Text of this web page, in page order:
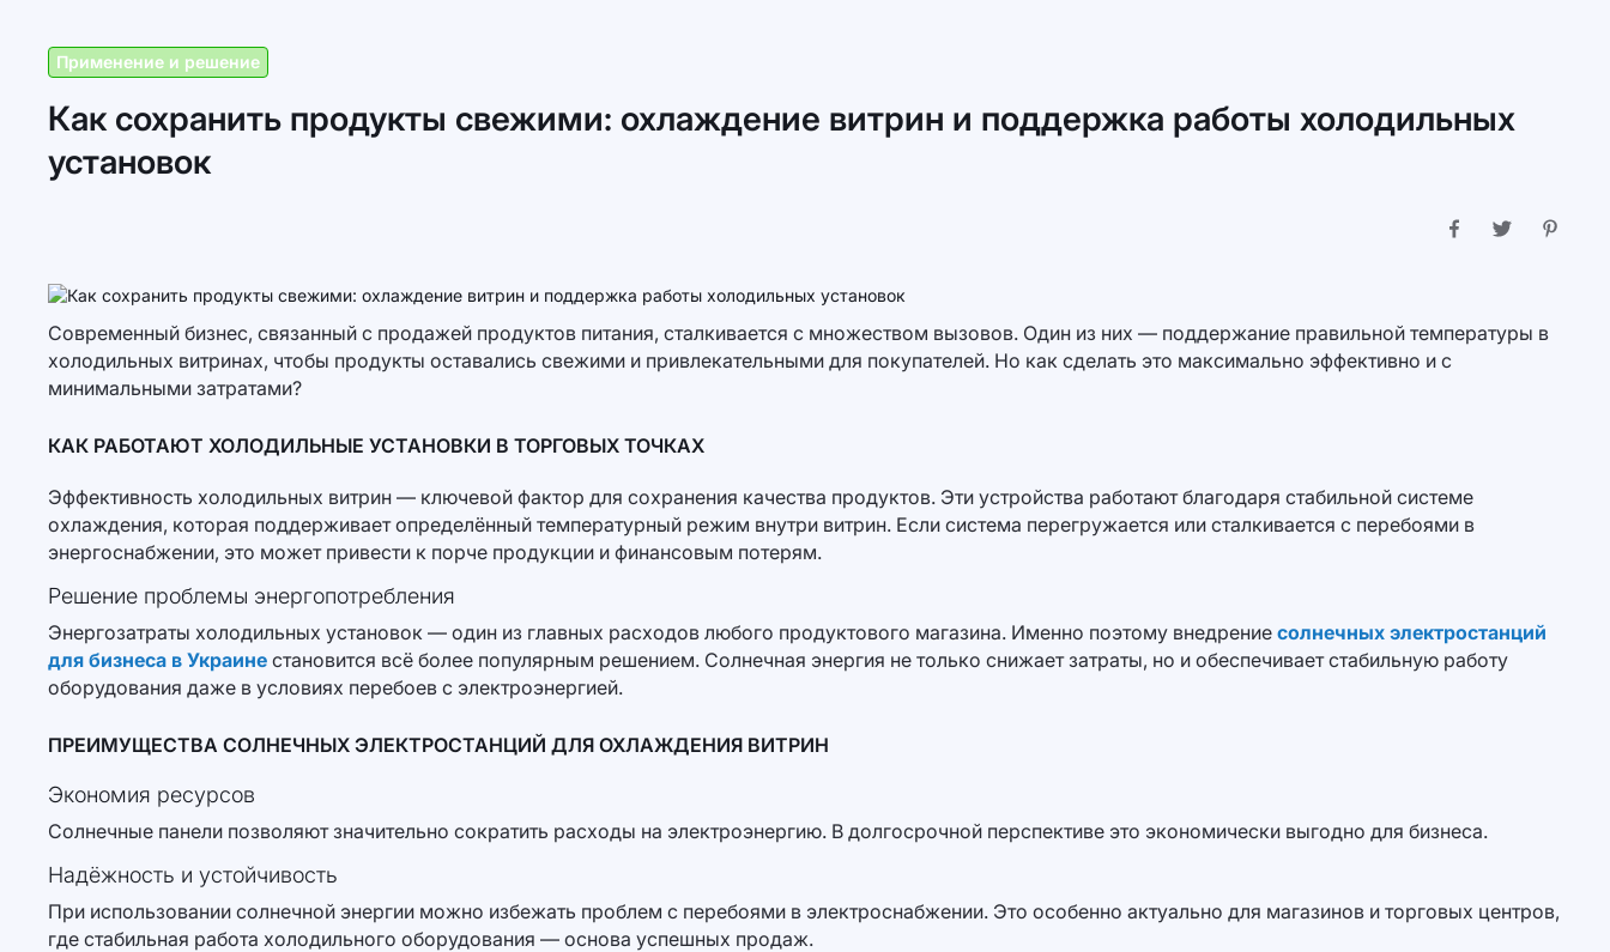
Применение и решение
Как сохранить продукты свежими: охлаждение витрин и поддержка работы холодильных
установок
Современный бизнес, связанный с продажей продуктов питания, сталкивается с множеством вызовов. Один из них — поддержание правильной температуры в
холодильных витринах, чтобы продукты оставались свежими и привлекательными для покупателей. Но как сделать это максимально эффективно и с
минимальными затратами?
КАК РАБОТАЮТ ХОЛОДИЛЬНЫЕ УСТАНОВКИ В ТОРГОВЫХ ТОЧКАХ
Эффективность холодильных витрин — ключевой фактор для сохранения качества продуктов. Эти устройства работают благодаря стабильной системе
охлаждения, которая поддерживает определённый температурный режим внутри витрин. Если система перегружается или сталкивается с перебоями в
энергоснабжении, это может привести к порче продукции и финансовым потерям.
Решение проблемы энергопотребления
Энергозатраты холодильных установок — один из главных расходов любого продуктового магазина. Именно поэтому внедрение солнечных электростанций
для бизнеса в Украине становится всё более популярным решением. Солнечная энергия не только снижает затраты, но и обеспечивает стабильную работу
оборудования даже в условиях перебоев с электроэнергией.
ПРЕИМУЩЕСТВА СОЛНЕЧНЫХ ЭЛЕКТРОСТАНЦИЙ ДЛЯ ОХЛАЖДЕНИЯ ВИТРИН
Экономия ресурсов
Солнечные панели позволяют значительно сократить расходы на электроэнергию. В долгосрочной перспективе это экономически выгодно для бизнеса.
Надёжность и устойчивость
При использовании солнечной энергии можно избежать проблем с перебоями в электроснабжении. Это особенно актуально для магазинов и торговых центров,
где стабильная работа холодильного оборудования — основа успешных продаж.